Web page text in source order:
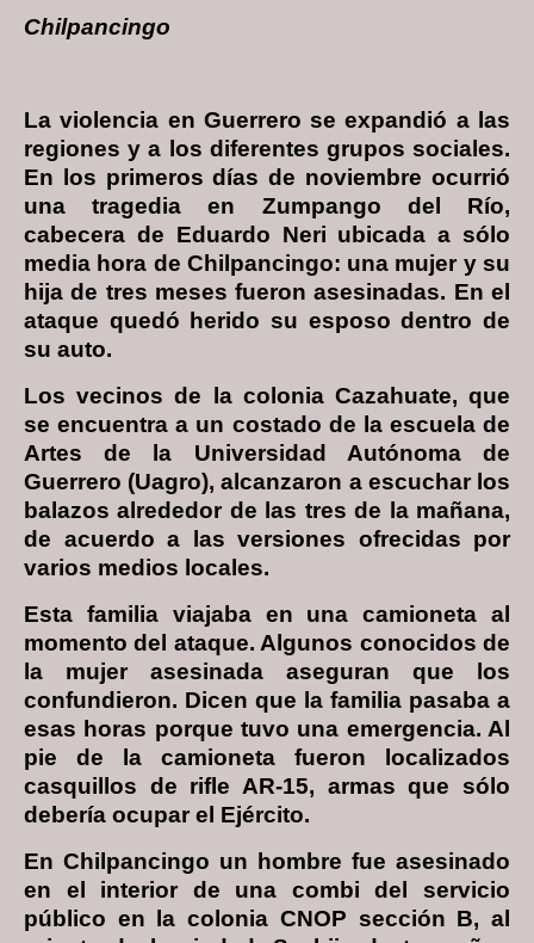
Chilpancingo
La violencia en Guerrero se expandió a las
regiones y a los diferentes grupos sociales.
En los primeros días de noviembre ocurrió
una tragedia en Zumpango del Río,
cabecera de Eduardo Neri ubicada a sólo
media hora de Chilpancingo: una mujer y su
hija de tres meses fueron asesinadas. En el
ataque quedó herido su esposo dentro de
su auto.
Los vecinos de la colonia Cazahuate, que
se encuentra a un costado de la escuela de
Artes de la Universidad Autónoma de
Guerrero (Uagro), alcanzaron a escuchar los
balazos alrededor de las tres de la mañana,
de acuerdo a las versiones ofrecidas por
varios medios locales.
Esta familia viajaba en una camioneta al
momento del ataque. Algunos conocidos de
la mujer asesinada aseguran que los
confundieron. Dicen que la familia pasaba a
esas horas porque tuvo una emergencia. Al
pie de la camioneta fueron localizados
casquillos de rifle AR-15, armas que sólo
debería ocupar el Ejército.
En Chilpancingo un hombre fue asesinado
en el interior de una combi del servicio
público en la colonia CNOP sección B, al